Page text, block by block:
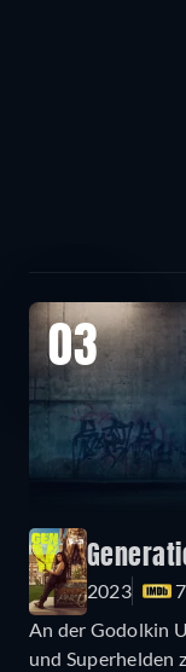
03
2023
An der Godolkin
und Superhelden